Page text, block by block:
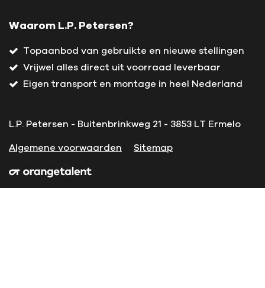
Waarom L.P. Petersen?
Topaanbod van gebruikte en nieuwe stellingen
Vrijwel alles direct uit voorraad leverbaar
Eigen transport en montage in heel Nederland
L.P. Petersen - Buitenbrinkweg 21 - 3853 LT Ermelo
Algemene voorwaarden Sitemap